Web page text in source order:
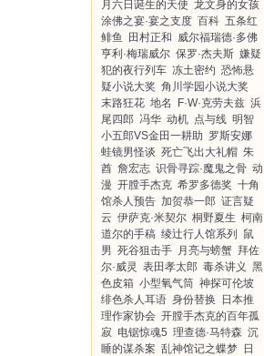
月六日诞生的天使 龙文身的女孩
涂佛之宴·宴之支度 百科 五条红
鲱鱼
田村正和 威尔福瑞德·多佛
亨利·梅瑞威尔 保罗·杰夫斯 嫌疑
犯的夜行列车 冻土密约 恐怖悬
疑小说大奖 角川学园小说大奖
末路狂花 地名 F·W·克劳夫兹 浜
尾四郎 冯华 动机 点与线 明智
小五郎VS金田一耕助 罗斯安娜
蛙镜男怪谈 死亡飞出大礼帽 朱
酋 詹宏志 识骨寻踪·魔鬼之骨 动
漫 开膛手杰克 希罗多德奖 十角
馆杀人预告 加贺恭一郎 证言疑
云 伊萨克·米契尔 桐野夏生 柯南
道尔的手稿 绫辻行人馆系列
鼠
男 死谷狙击手 月亮与螃蟹 拜佐
尔·威灵 表田孝太郎 毒杀讲义 黑
色皮箱 小型氧气筒 神探可伦坡
绯色杀人耳语 身份替换
日本推
理作家协会 开膛手杰克的百年孤
寂 电锯惊魂5 理查德·马特森 沉
睡的谋杀案 乱神馆记之蝶梦 日